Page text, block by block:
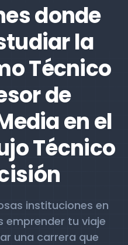
donde
la
Técnico
de
en el
Técnico
instituciones en
emprender tu viaje
una carrera que